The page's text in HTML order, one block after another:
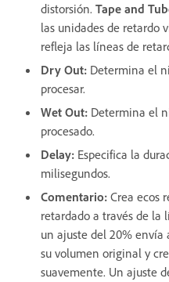
distorsión. Tape and
las unidades de retardo
refleja las líneas de
Dry Out: Determina el
procesar.
Wet Out: Determina el
procesado.
Delay: Especifica la
milisegundos.
Comentario: Crea ecos
retardado a través de la
un ajuste del 20%
su volumen original y
suavemente. Un ajuste